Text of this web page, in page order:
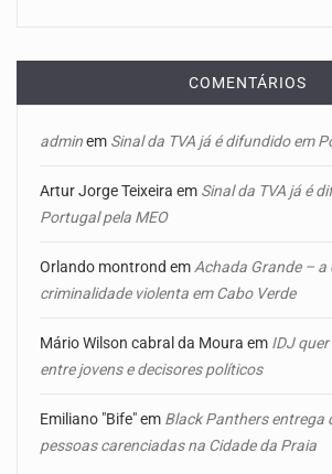
COMENTÁRIOS
adminem Sinal da TVA já é difundido em
Artur Jorge Teixeira em Sinal da TVA já é
Portugal pela MEO
Orlando montrond em Achada Grande – a
criminalidade violenta em Cabo Verde
Mário Wilson cabral da Moura em IDJ
entre jovens e decisores políticos
Emiliano "Bife"em Black Panthers entrega
pessoas carenciadas na Cidade da Praia